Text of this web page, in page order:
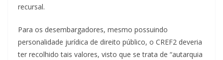
recursal.
Para os desembargadores, mesmo possuindo
personalidade jurídica de direito público, o CREF2 deveria
ter recolhido tais valores, visto que se trata de “autarquia